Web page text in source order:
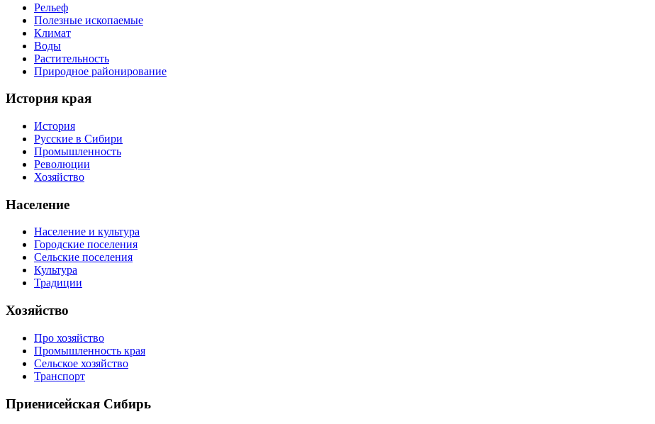
Рельеф
Полезные ископаемые
Климат
Воды
Растительность
Природное районирование
История края
История
Русские в Сибири
Промышленность
Революции
Хозяйство
Население
Население и культура
Городские поселения
Сельские поселения
Культура
Традиции
Хозяйство
Про хозяйство
Промышленность края
Сельское хозяйство
Транспорт
Приенисейская Сибирь